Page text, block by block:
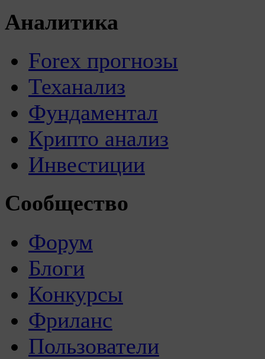
Аналитика
Forex прогнозы
Теханализ
Фундаментал
Крипто анализ
Инвестиции
Сообщество
Форум
Блоги
Конкурсы
Фриланс
Пользователи